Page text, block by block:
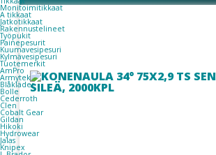
Monitoimitikkaat
A tikkaat
Jatkotikkaat
Rakennustelineet
Työpukit
Painepesurit
Kuumavesipesuri
Kylmävesipesuri
Tuotemerkit
AmPro
Armytek
Blåkläder
Bolle
Cederroth
Clen
Cobalt Gear
Gildan
Hikoki
Hydrowear
Jalas
Knipex